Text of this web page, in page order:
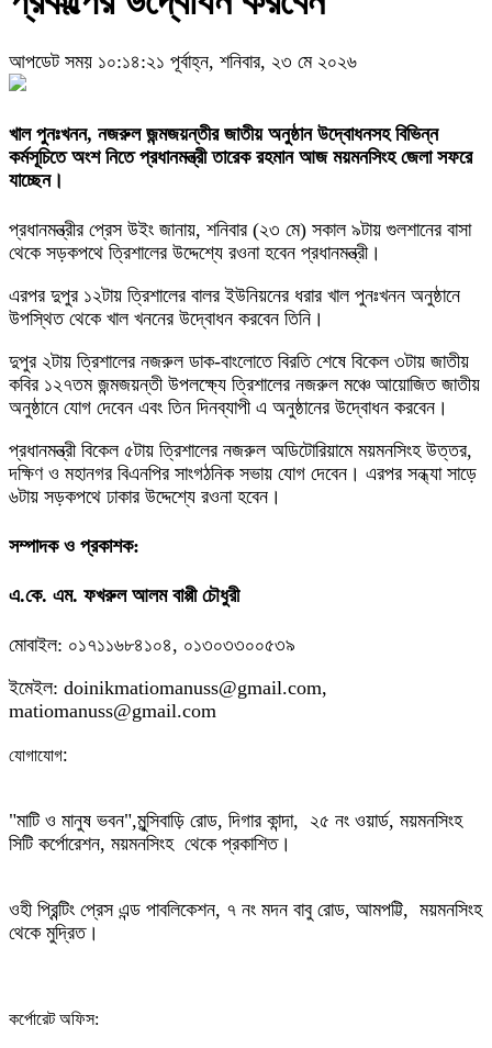
আপডেট সময় ১০:১৪:২১ পূর্বাহ্ন, শনিবার, ২৩ মে ২০২৬
খাল পুনঃখনন, নজরুল জন্মজয়ন্তীর জাতীয় অনুষ্ঠান উদ্বোধনসহ বিভিন্ন
কর্মসূচিতে অংশ নিতে প্রধানমন্ত্রী তারেক রহমান আজ ময়মনসিংহ জেলা সফরে
যাচ্ছেন।
প্রধানমন্ত্রীর প্রেস উইং জানায়, শনিবার (২৩ মে) সকাল ৯টায় গুলশানের বাসা
থেকে সড়কপথে ত্রিশালের উদ্দেশ্যে রওনা হবেন প্রধানমন্ত্রী।
এরপর দুপুর ১২টায় ত্রিশালের বালর ইউনিয়নের ধরার খাল পুনঃখনন অনুষ্ঠানে
উপস্থিত থেকে খাল খননের উদ্বোধন করবেন তিনি।
দুপুর ২টায় ত্রিশালের নজরুল ডাক-বাংলোতে বিরতি শেষে বিকেল ৩টায় জাতীয়
কবির ১২৭তম জন্মজয়ন্তী উপলক্ষ্যে ত্রিশালের নজরুল মঞ্চে আয়োজিত জাতীয়
অনুষ্ঠানে যোগ দেবেন এবং তিন দিনব্যাপী এ অনুষ্ঠানের উদ্বোধন করবেন।
প্রধানমন্ত্রী বিকেল ৫টায় ত্রিশালের নজরুল অডিটোরিয়ামে ময়মনসিংহ উত্তর,
দক্ষিণ ও মহানগর বিএনপির সাংগঠনিক সভায় যোগ দেবেন। এরপর সন্ধ্যা সাড়ে
৬টায় সড়কপথে ঢাকার উদ্দেশ্যে রওনা হবেন।
সম্পাদক ও প্রকাশক:
এ.কে. এম. ফখরুল আলম বাপ্পী চৌধুরী
মোবাইল: ০১৭১১৬৮৪১০৪, ০১৩০৩৩০০৫৩৯
ইমেইল: doinikmatiomanuss@gmail.com,
matiomanuss@gmail.com
যোগাযোগ:
"মাটি ও মানুষ ভবন",মুন্সিবাড়ি রোড, দিগার কান্দা, ২৫ নং ওয়ার্ড, ময়মনসিংহ
সিটি কর্পোরেশন, ময়মনসিংহ থেকে প্রকাশিত।
ওহী প্রিন্টিং প্রেস এন্ড পাবলিকেশন, ৭ নং মদন বাবু রোড, আমপট্টি, ময়মনসিংহ
থেকে মুদ্রিত।
কর্পোরেট অফিস: